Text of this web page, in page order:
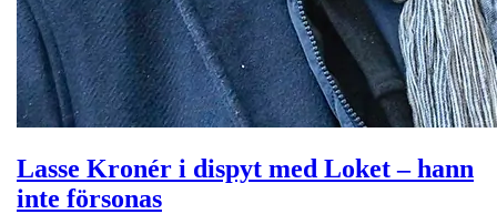
Lasse Kronér i dispyt med Loket – hann
inte försonas